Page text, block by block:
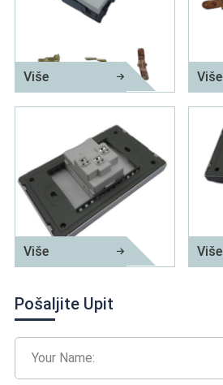
Više
Precizni dio za žigosanje
Više
Više
Više
Pošaljite Upit